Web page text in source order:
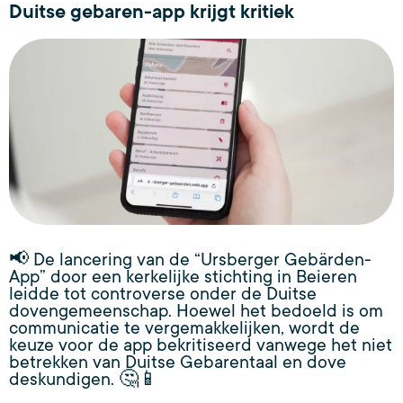
Duitse gebaren-app krijgt kritiek
📢 De lancering van de “Ursberger Gebärden-
App” door een kerkelijke stichting in Beieren
leidde tot controverse onder de Duitse
dovengemeenschap. Hoewel het bedoeld is om
communicatie te vergemakkelijken, wordt de
keuze voor de app bekritiseerd vanwege het niet
betrekken van Duitse Gebarentaal en dove
deskundigen. 🤔📱